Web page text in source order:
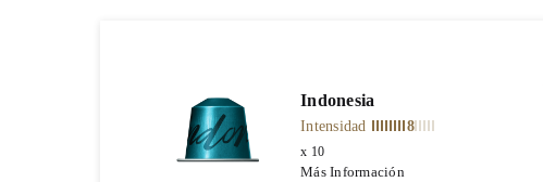
Indonesia
Intensidad 8
x 10
Más Información